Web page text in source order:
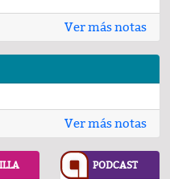
Ver más notas
Ver más notas
PODCAST